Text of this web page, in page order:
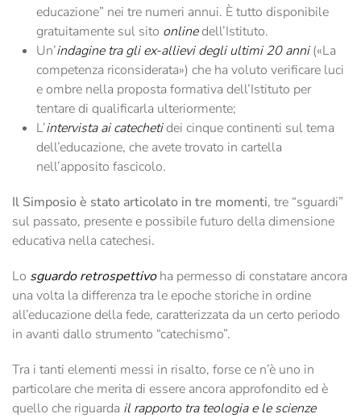
educazione” nei tre numeri annui. È tutto disponibile
gratuitamente sul sito onlinedell’Istituto.
Un’indagine tra gli ex-allievi degli ultimi 20 anni(«La
competenza riconsiderata») che ha voluto verificare luci
e ombre nella proposta formativa dell’Istituto per
tentare di qualificarla ulteriormente;
L’intervista ai catechetidei cinque continenti sul tema
dell’educazione, che avete trovato in cartella
nell’apposito fascicolo.
Il Simposio è stato articolato in tre momenti, tre “sguardi”
sul passato, presente e possibile futuro della dimensione
educativa nella catechesi.
Lo sguardo retrospettivoha permesso di constatare ancora
una volta la differenza tra le epoche storiche in ordine
all’educazione della fede, caratterizzata da un certo periodo
in avanti dallo strumento “catechismo”.
Tra i tanti elementi messi in risalto, forse ce n’è uno in
particolare che merita di essere ancora approfondito ed è
quello che riguarda il rapporto tra teologia e le scienze